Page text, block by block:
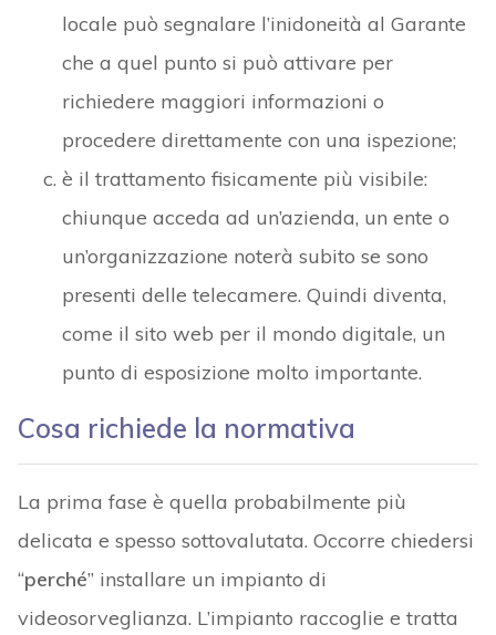
locale può segnalare l’inidoneità al Garante
che a quel punto si può attivare per
richiedere maggiori informazioni o
procedere direttamente con una ispezione;
è il trattamento fisicamente più visibile:
chiunque acceda ad un’azienda, un ente o
un’organizzazione noterà subito se sono
presenti delle telecamere. Quindi diventa,
come il sito web per il mondo digitale, un
punto di esposizione molto importante.
Cosa richiede la normativa
La prima fase è quella probabilmente più
delicata e spesso sottovalutata. Occorre chiedersi
“perché” installare un impianto di
videosorveglianza. L’impianto raccoglie e tratta